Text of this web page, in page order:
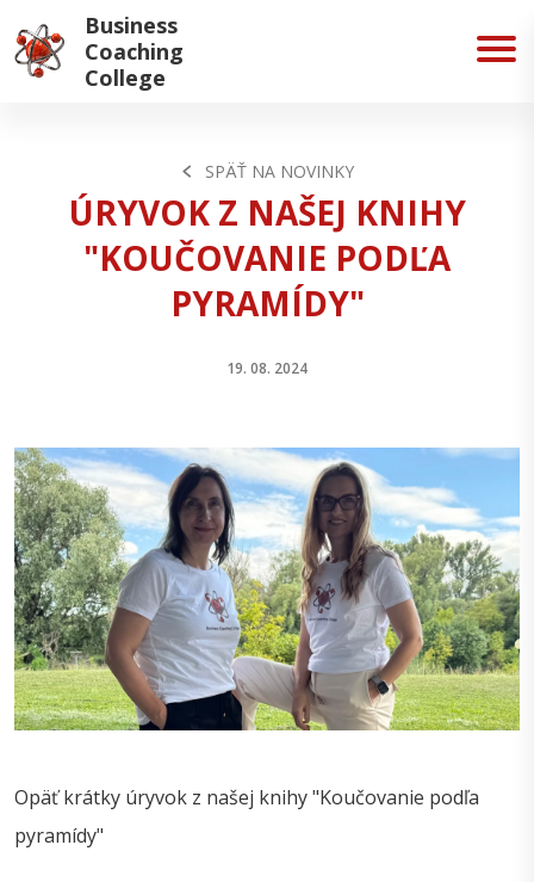
Business
Coaching
College
SPÄŤ NA NOVINKY
ÚRYVOK Z NAŠEJ KNIHY
"KOUČOVANIE PODĽA
PYRAMÍDY"
19. 08. 2024
Opäť krátky úryvok z našej knihy "Koučovanie podľa
pyramídy"